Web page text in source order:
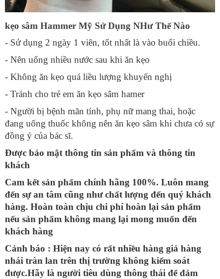
kẹo sâm Hammer Mỹ Sử Dụng NHư Thế Nào
- Sử dụng 2 ngày 1 viên, tốt nhất là vào buổi chiều.
- Nên uống nhiều nước sau khi ăn kẹo
- Không ăn kẹo quá liều lượng khuyến nghị
- Tránh cho trẻ em ăn kẹo sâm hamer
- Người bị bệnh mãn tính, phụ nữ mang thai, hoặc
đang uống thuốc không nên ăn kẹo sâm khi chưa có sự
đồng ý của bác sĩ.
Được bảo mật thông tin sản phẩm và thông tin
khách
Cam kết sản phẩm chính hãng 100%. Luôn mang
đến sự an tâm cũng như chất lượng đến quý khách
hàng. Hoàn toàn chịu chi phí hoàn lại sản phẩm
nếu sản phẩm không mang lại mong muốn đến
khách hàng
Cảnh báo : Hiện nay có rất nhiều hàng giả hàng
nhái tràn lan trên thị trường không kiểm soát
được.Hãy là người tiêu dùng thông thái để đảm